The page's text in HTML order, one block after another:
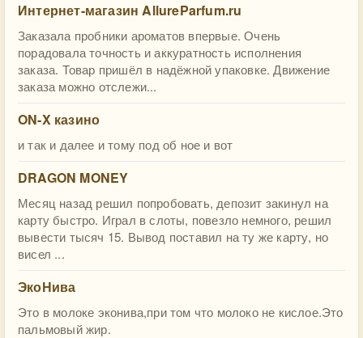
Интернет-магазин AllureParfum.ru
Заказала пробники ароматов впервые. Очень
порадовала точность и аккуратность исполнения
заказа. Товар пришёл в надёжной упаковке. Движение
заказа можно отслежи...
ON-X казино
и так и далее и тому под об ное и вот
DRAGON MONEY
Месяц назад решил попробовать, депозит закинул на
карту быстро. Играл в слоты, повезло немного, решил
вывести тысяч 15. Вывод поставил на ту же карту, но
висел ...
ЭкоНива
Это в молоке эконива,при том что молоко не кислое.Это
пальмовый жир.